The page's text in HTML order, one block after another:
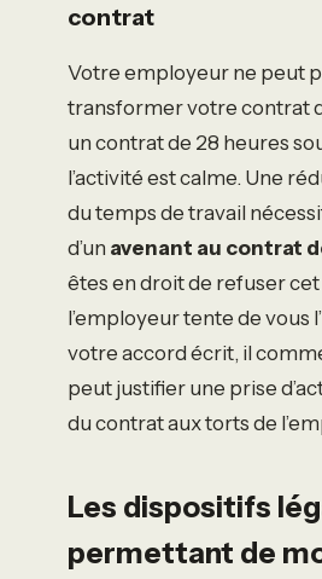
contrat
Votre employeur ne peut
transformer votre contrat
un contrat de 28 heures
l’activité est calme. Une
du temps de travail
d’un avenant au contrat
êtes en droit de refuser cet
l’employeur tente de vous
votre accord écrit, il
peut justifier une prise
du contrat aux torts de
Les dispositifs
permettant de